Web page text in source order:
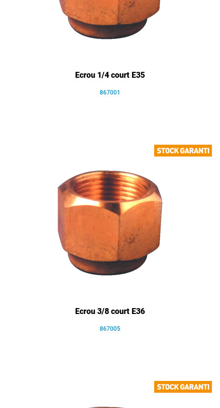
Ecrou 1/4 court E35
867001
Ecrou 3/8 court E36
867005